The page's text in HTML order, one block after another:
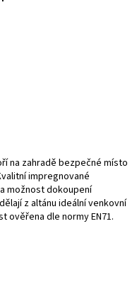
na zahradě bezpečné místo
impregnované
možnost dokoupení
z altánu ideální venkovní
ověřena dle normy EN71.